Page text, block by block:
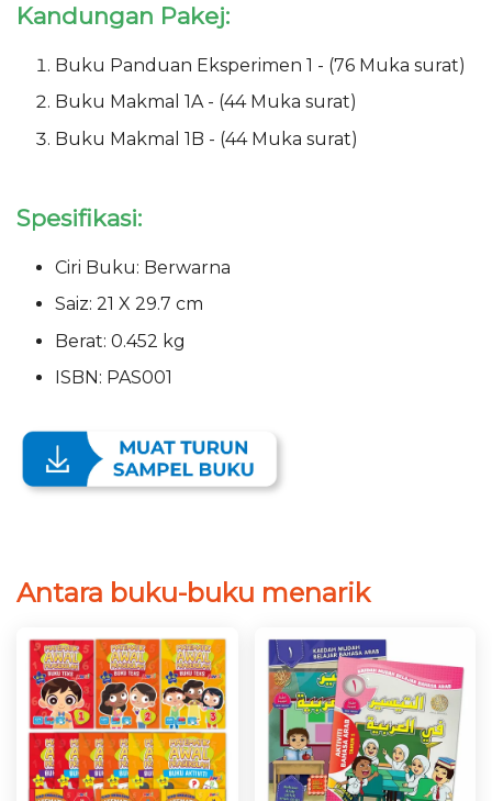
Kandungan Pakej:
Buku Panduan Eksperimen 1 - (76 Muka surat)
Buku Makmal 1A - (44 Muka surat)
Buku Makmal 1B - (44 Muka surat)
Spesifikasi:
Ciri Buku: Berwarna
Saiz: 21 X 29.7 cm
Berat: 0.452 kg
ISBN: PAS001
Antara buku-buku menarik